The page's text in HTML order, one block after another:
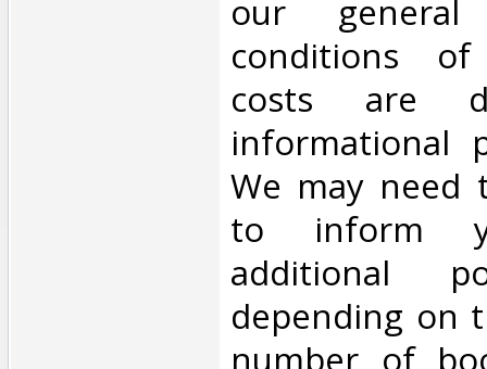
our
conditions of
costs are
informational
We may need
to inform
additional
depending on
number of